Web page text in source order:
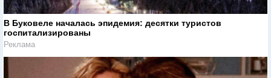
В Буковеле началась эпидемия: десятки туристов
госпитализированы
Реклама